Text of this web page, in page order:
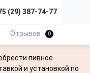
пивное
и установкой по
(29) 387-74-77
Отзывов 0